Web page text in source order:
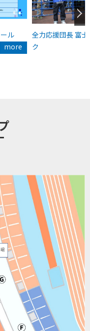
ル
more
全力応援団長 富
ク